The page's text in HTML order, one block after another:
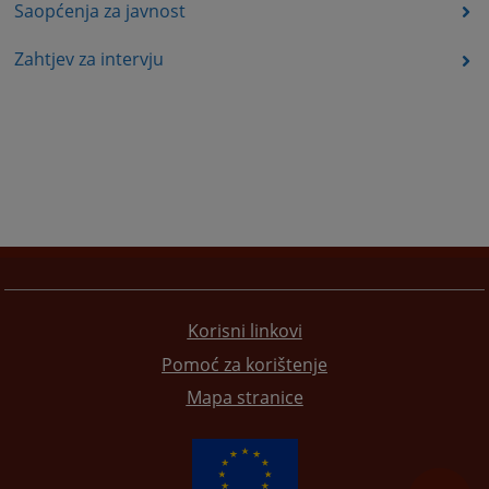
Saopćenja za javnost
Zahtjev za intervju
Korisni linkovi
Pomoć za korištenje
Mapa stranice